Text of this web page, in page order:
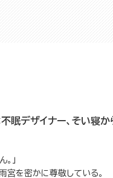
眠デザイナー、そい寝
」
宮を密かに尊敬している。